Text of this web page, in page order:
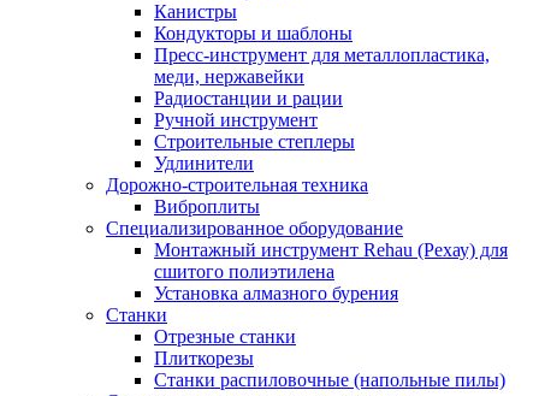
Канистры
Кондукторы и шаблоны
Пресс-инструмент для металлопластика,
меди, нержавейки
Радиостанции и рации
Ручной инструмент
Строительные степлеры
Удлинители
Дорожно-строительная техника
Виброплиты
Специализированное оборудование
Монтажный инструмент Rehau (Рехау) для
сшитого полиэтилена
Установка алмазного бурения
Станки
Отрезные станки
Плиткорезы
Станки распиловочные (напольные пилы)